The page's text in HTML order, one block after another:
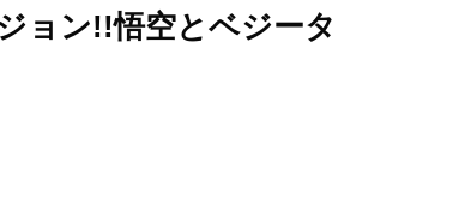
ョン!!悟空とベジータ